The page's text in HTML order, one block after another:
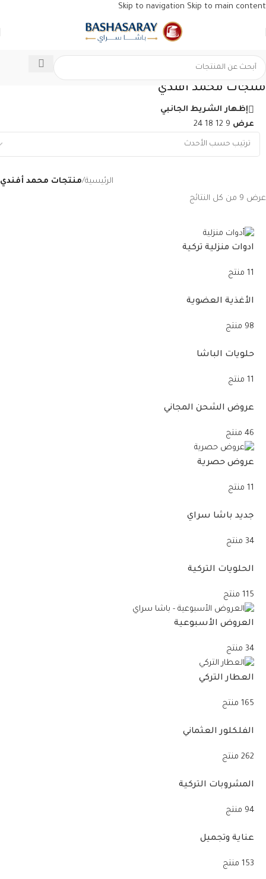
Skip to navigation Skip to main content
منتجات محمد أفندي
إظهار الشريط الجانبي
عرض 9
12
18
24
الرئيسية/منتجات محمد أفندي
عرض ⁦9⁩ من كل النتائج
ادوات منزلية تركية
11 منتج
الأغذية العضوية
98 منتج
حلويات الباشا
11 منتج
عروض الشحن المجاني
46 منتج
عروض حصرية
11 منتج
جديد باشا سراي
34 منتج
الحلويات التركية
115 منتج
العروض الأسبوعية
34 منتج
العطار التركي
165 منتج
الفلكلور العثماني
262 منتج
المشروبات التركية
94 منتج
عناية وتجميل
153 منتج